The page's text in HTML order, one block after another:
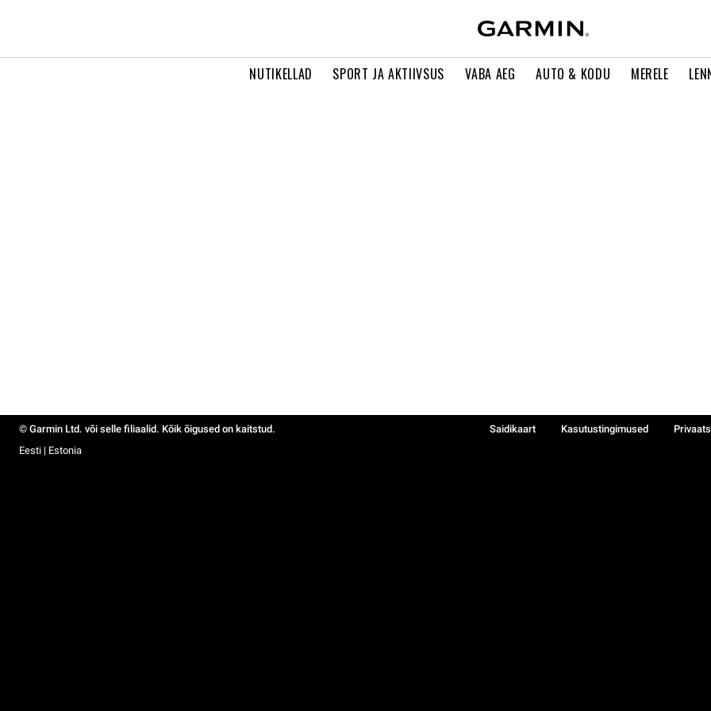
NUTIKELLAD SPORT JA AKTIIVSUS VABA AEG AUTO & KODU MERELE
© Garmin Ltd. või selle filiaalid. Kõik õigused on kaitstud. Saidikaart Kasutustingimused
Eesti | Estonia